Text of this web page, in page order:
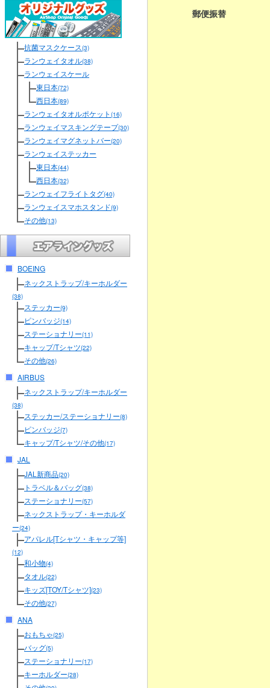
抗菌マスクケース(3)
ランウェイタオル(38)
ランウェイスケール
東日本(72)
西日本(89)
ランウェイタオルポケット (16)
ランウェイマスキングテープ(30)
ランウェイマグネットバー(20)
ランウェイステッカー
東日本(44)
西日本(32)
ランウェイフライトタグ(40)
ランウェイスマホスタンド(9)
その他(13)
BOEING
ネックストラップ/キーホルダー
(38)
ステッカー(9)
ピンバッジ(14)
ステーショナリー(11)
キャップ/Tシャツ(22)
その他(26)
AIRBUS
ネックストラップ/キーホルダー
(38)
ステッカー/ステーショナリー(8)
ピンバッジ(7)
キャップ/Tシャツ/その他(17)
JAL
JAL新商品(20)
トラベル＆バッグ(38)
ステーショナリー(57)
ネックストラップ・キーホルダ
ー(24)
アパレル[Tシャツ・キャップ等]
(12)
和小物(4)
タオル(22)
キッズ[TOY/Tシャツ](23)
その他(27)
ANA
おもちゃ(25)
バッグ(5)
ステーショナリー(17)
キーホルダー(28)
郵便振替